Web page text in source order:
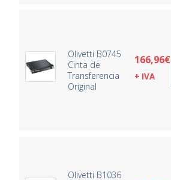
Olivetti B0745
Cinta de
Transferencia
Original
166,96€
+ IVA
Olivetti B1036